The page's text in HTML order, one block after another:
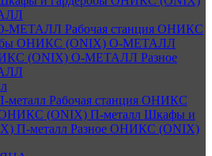
МЕТАЛЛ Рабочая станция ОНИКС
ОНИКС (ONIX) O-МЕТАЛЛ
(ONIX) O-МЕТАЛЛ Разное
Рабочая станция ОНИКС
(ONIX) П-металл Шкафы и
П-металл Разное ОНИКС (ONIX)